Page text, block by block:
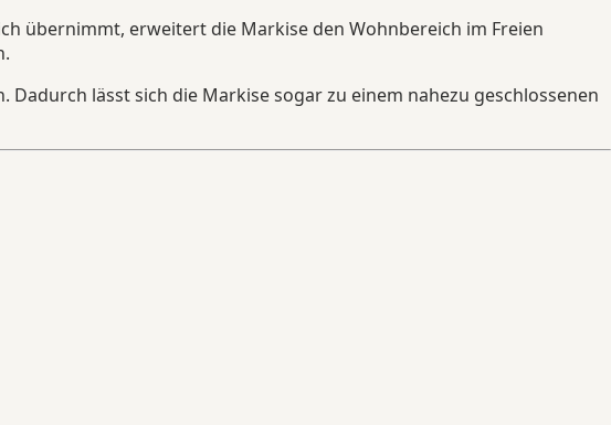
übernimmt, erweitert die Markise den Wohnbereich im Freien
lässt sich die Markise sogar zu einem nahezu geschlossenen